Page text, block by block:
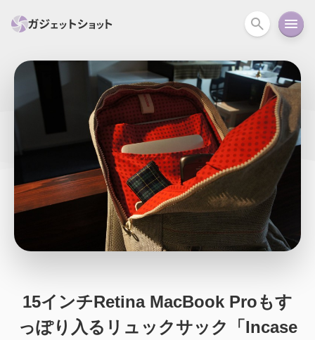
すべて スマホ カメラ ウェアラ
スマートホーム アクションカメラ カメラ
回線 iPhone iPad Mac Android
ガイド オーディオ 周辺機器
15インチRetina MacBook Proもす
っぽり入るリュックサック「Incase